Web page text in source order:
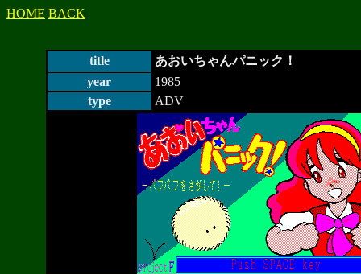
HOME BACK
title
あおいちゃんパニック！
year
1985
type
ADV